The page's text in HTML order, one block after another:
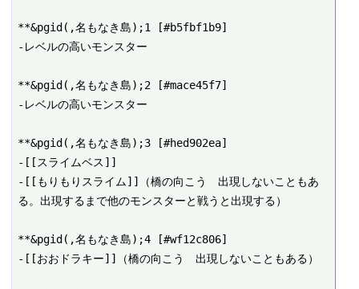
**&pgid(,名もなき島);1 [#b5fbf1b9]
-レベルの高いモンスター
**&pgid(,名もなき島);2 [#mace45f7]
-レベルの高いモンスター
**&pgid(,名もなき島);3 [#hed902ea]
-[[スライムベス]]
-[[もりもりスライム]]（橋の向こう　出現しないこともあ
る。出現するまで他のモンスターと戦うと出現する）
**&pgid(,名もなき島);4 [#wf12c806]
-[[おおドラキー]]（橋の向こう　出現しないこともある）